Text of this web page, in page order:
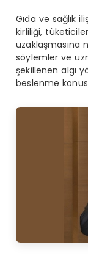
Gıda ve sağlık
kirliliği,
uzaklaşmasına
söylemler ve
şekillenen algı
beslenme